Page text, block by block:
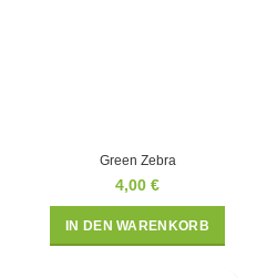
Green Zebra
4,00 €
IN DEN WARENKORB